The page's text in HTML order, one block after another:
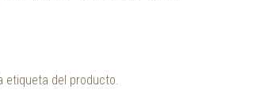
del producto.